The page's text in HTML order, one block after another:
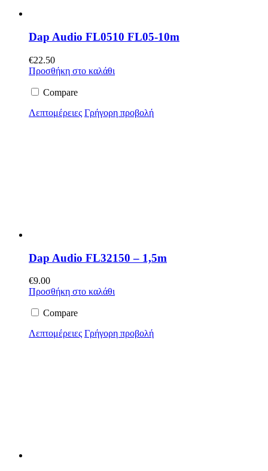
Dap Audio FL0510 FL05-10m
€22.50
Προσθήκη στο καλάθι
Compare
Λεπτομέρειες Γρήγορη προβολή
Dap Audio FL32150 – 1,5m
€9.00
Προσθήκη στο καλάθι
Compare
Λεπτομέρειες Γρήγορη προβολή